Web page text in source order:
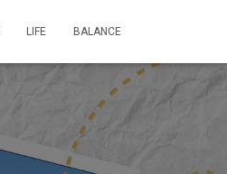
LIFE BALANCE